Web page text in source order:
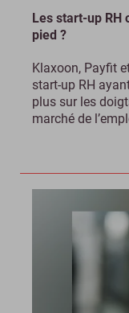
Les start-up
pied ?
Klaxoon, Payfit
start-up RH
plus sur les
marché de